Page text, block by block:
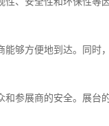
够方便地到达。同时
参展商的安全。展台